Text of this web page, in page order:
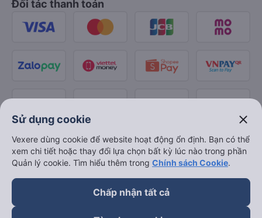
Đối tác thanh toán
Sử dụng cookie close
Vexere dùng cookie để website hoạt động ổn định. Bạn có thể
xem chi tiết hoặc thay đổi lựa chọn bất kỳ lúc nào trong phần
Quản lý cookie. Tìm hiểu thêm trong Chính sách Cookie.
Chấp nhận tất cả